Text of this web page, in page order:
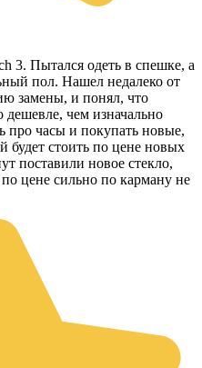
3. Пытался одеть в спешке, а
пол. Нашел недалеко от
замены, и понял, что
дешевле, чем изначально
про часы и покупать новые,
будет стоить по цене новых
поставили новое стекло,
по цене сильно по карману не